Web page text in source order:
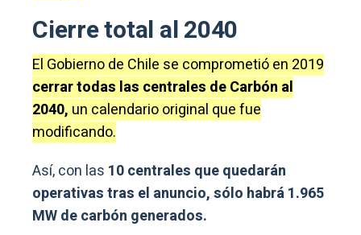
Cierre total al 2040
El Gobierno de Chile se comprometió en 2019
cerrar todas las centrales de Carbón al
2040, un calendario original que fue
modificando.
Así, con las 10 centrales que quedarán
operativas tras el anuncio, sólo habrá 1.965
MW de carbón generados.